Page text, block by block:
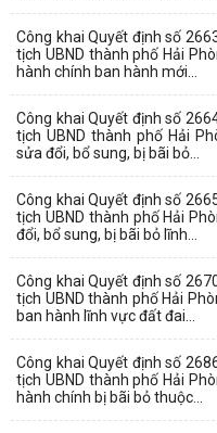
Công khai Quyết định số
tịch UBND thành phố Hải
hành chính ban hành mới...
Công khai Quyết định số
tịch UBND thành phố Hải
sửa đổi, bổ sung, bị bãi bỏ...
Công khai Quyết định số
tịch UBND thành phố Hải
đổi, bổ sung, bị bãi bỏ lĩnh...
Công khai Quyết định số
tịch UBND thành phố Hải
ban hành lĩnh vực đất đai...
Công khai Quyết định số
tịch UBND thành phố Hải
hành chính bị bãi bỏ thuộc...